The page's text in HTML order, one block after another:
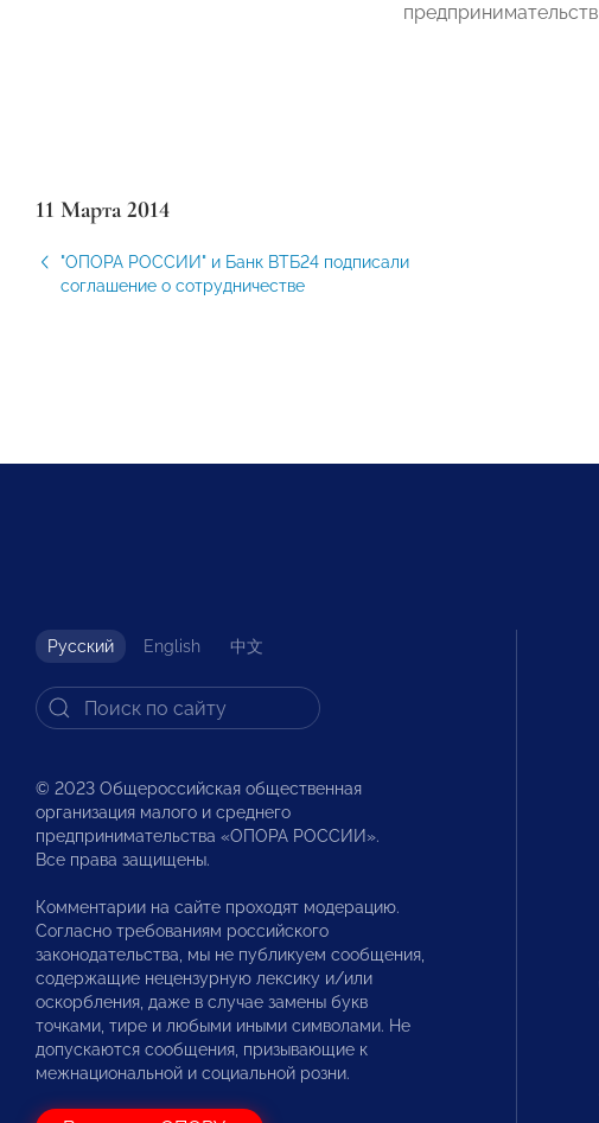
11 Марта 2014
"ОПОРА РОССИИ" и Банк ВТБ24 подписали
соглашение о сотрудничестве
Русский English 中文
© 2023 Общероссийская общественная
организация малого и среднего
предпринимательства «ОПОРА РОССИИ».
Все права защищены.
Комментарии на сайте проходят модерацию.
Согласно требованиям российского
законодательства, мы не публикуем сообщения,
содержащие нецензурную лексику и/или
оскорбления, даже в случае замены букв
точками, тире и любыми иными символами. Не
допускаются сообщения, призывающие к
межнациональной и социальной розни.